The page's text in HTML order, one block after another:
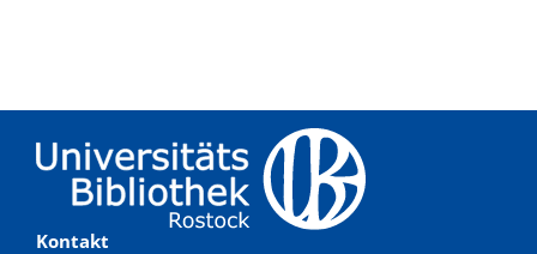
Kontakt